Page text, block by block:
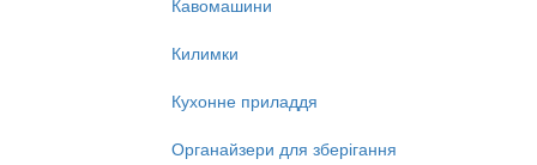
Кавомашини
Килимки
Кухонне приладдя
Органайзери для зберігання